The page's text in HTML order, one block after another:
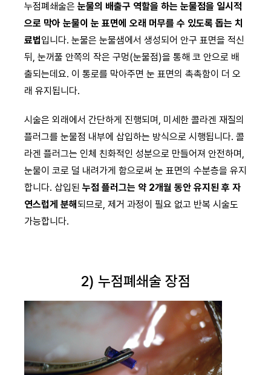
누점폐쇄술은 눈물의 배출구 역할을 하는 눈물점을 일시적
으로 막아 눈물이 눈 표면에 오래 머무를 수 있도록 돕는 치
료법입니다. 눈물은 눈물샘에서 생성되어 안구 표면을 적신
뒤, 눈꺼풀 안쪽의 작은 구멍(눈물점)을 통해 코 안으로 배
출되는데요. 이 통로를 막아주면 눈 표면의 촉촉함이 더 오
래 유지됩니다.
시술은 외래에서 간단하게 진행되며, 미세한 콜라겐 재질의
플러그를 눈물점 내부에 삽입하는 방식으로 시행됩니다. 콜
라겐 플러그는 인체 친화적인 성분으로 만들어져 안전하며,
눈물이 코로 덜 내려가게 함으로써 눈 표면의 수분층을 유지
합니다. 삽입된 누점 플러그는 약 2개월 동안 유지된 후 자
연스럽게 분해되므로, 제거 과정이 필요 없고 반복 시술도
가능합니다.
2) 누점폐쇄술 장점